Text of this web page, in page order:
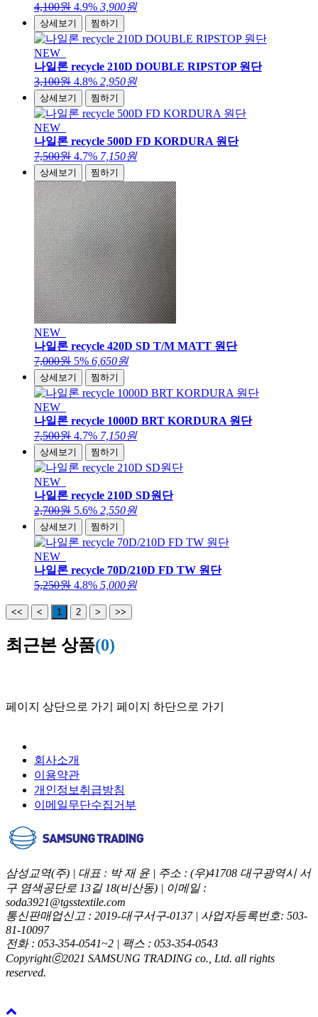
4,100원 4.9% 3,900원
상세보기 찜하기
NEW
나일론 recycle 210D DOUBLE RIPSTOP 원단
3,100원 4.8% 2,950원
상세보기 찜하기
NEW
나일론 recycle 500D FD KORDURA 원단
7,500원 4.7% 7,150원
상세보기 찜하기
NEW
나일론 recycle 420D SD T/M MATT 원단
7,000원 5% 6,650원
상세보기 찜하기
NEW
나일론 recycle 1000D BRT KORDURA 원단
7,500원 4.7% 7,150원
상세보기 찜하기
NEW
나일론 recycle 210D SD원단
2,700원 5.6% 2,550원
상세보기 찜하기
NEW
나일론 recycle 70D/210D FD TW 원단
5,250원 4.8% 5,000원
<< < 1 2 > >>
최근본 상품(0)
페이지 상단으로 가기 페이지 하단으로 가기
회사소개
이용약관
개인정보취급방침
이메일무단수집거부
삼성교역(주) | 대표 : 박 재 윤 | 주소 : (우)41708 대구광역시 서
구 염색공단로 13길 18(비산동) | 이메일 :
soda3921@tgsstextile.com
통신판매업신고 : 2019-대구서구-0137 | 사업자등록번호: 503-
81-10097
전화 : 053-354-0541~2 | 팩스 : 053-354-0543
Copyrightⓒ2021 SAMSUNG TRADING co., Ltd. all rights
reserved.